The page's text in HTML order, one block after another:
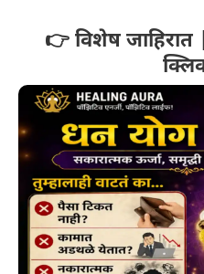
👉 विशेष जाहिरात